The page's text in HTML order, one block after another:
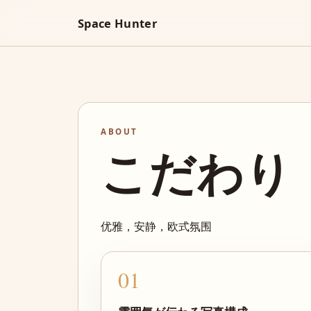
Space Hunter
ABOUT
こだわり
优雅，安静，欧式氛围
01